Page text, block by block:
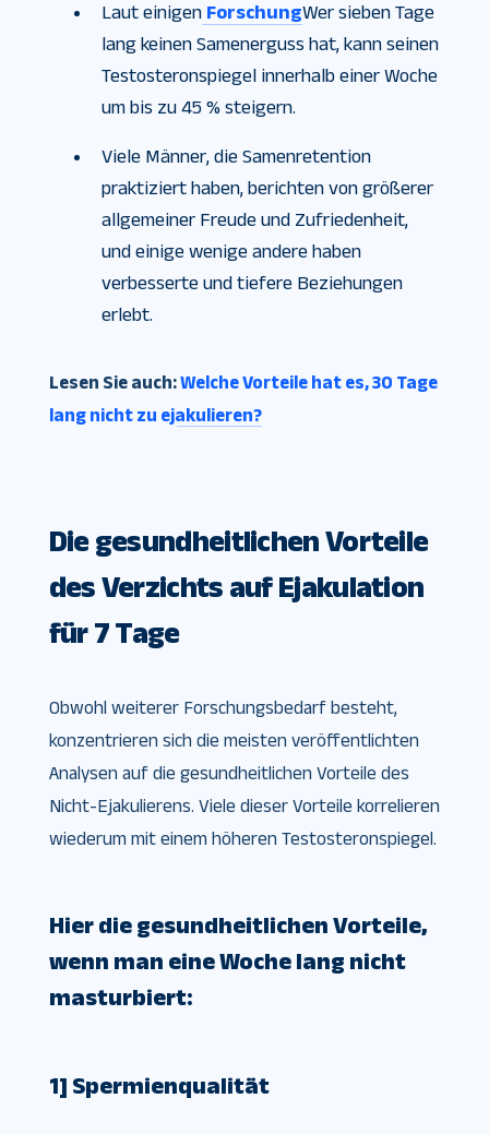
Laut einigenForschungWer sieben Tage
lang keinen Samenerguss hat, kann seinen
Testosteronspiegel innerhalb einer Woche
um bis zu 45 % steigern.
Viele Männer, die Samenretention
praktiziert haben, berichten von größerer
allgemeiner Freude und Zufriedenheit,
und einige wenige andere haben
verbesserte und tiefere Beziehungen
erlebt.
Lesen Sie auch:Welche Vorteile hat es, 30 Tage
lang nicht zu ejakulieren?
Die gesundheitlichen Vorteile
des Verzichts auf Ejakulation
für 7 Tage
Obwohl weiterer Forschungsbedarf besteht,
konzentrieren sich die meisten veröffentlichten
Analysen auf die gesundheitlichen Vorteile des
Nicht-Ejakulierens. Viele dieser Vorteile korrelieren
wiederum mit einem höheren Testosteronspiegel.
Hier die gesundheitlichen Vorteile,
wenn man eine Woche lang nicht
masturbiert:
1] Spermienqualität